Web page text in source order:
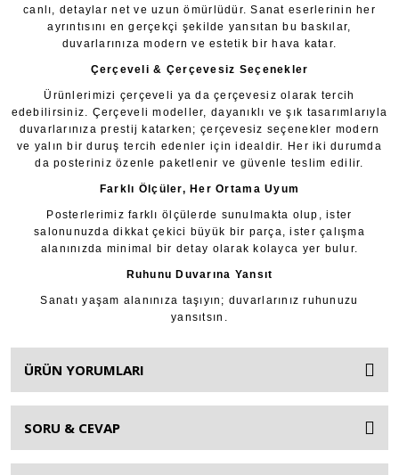
canlı, detaylar net ve uzun ömürlüdür. Sanat eserlerinin her
ayrıntısını en gerçekçi şekilde yansıtan bu baskılar,
duvarlarınıza modern ve estetik bir hava katar.
Çerçeveli & Çerçevesiz Seçenekler
Ürünlerimizi çerçeveli ya da çerçevesiz olarak tercih
edebilirsiniz. Çerçeveli modeller, dayanıklı ve şık tasarımlarıyla
duvarlarınıza prestij katarken; çerçevesiz seçenekler modern
ve yalın bir duruş tercih edenler için idealdir. Her iki durumda
da posteriniz özenle paketlenir ve güvenle teslim edilir.
Farklı Ölçüler, Her Ortama Uyum
Posterlerimiz farklı ölçülerde sunulmakta olup, ister
salonunuzda dikkat çekici büyük bir parça, ister çalışma
alanınızda minimal bir detay olarak kolayca yer bulur.
Ruhunu Duvarına Yansıt
Sanatı yaşam alanınıza taşıyın; duvarlarınız ruhunuzu
yansıtsın.
ÜRÜN YORUMLARI
SORU & CEVAP